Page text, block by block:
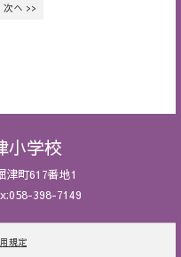
次へ >>
小学校
町617番地1
398-7149
規定